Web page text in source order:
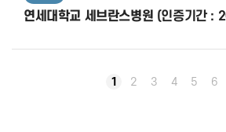
연세대학교 세브란스병원 (인증기간 :
1 2 3 4 5 6